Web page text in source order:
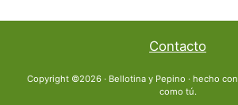
Contacto
Copyright ©2026 · Bellotina y Pepino · hecho con
como tú.